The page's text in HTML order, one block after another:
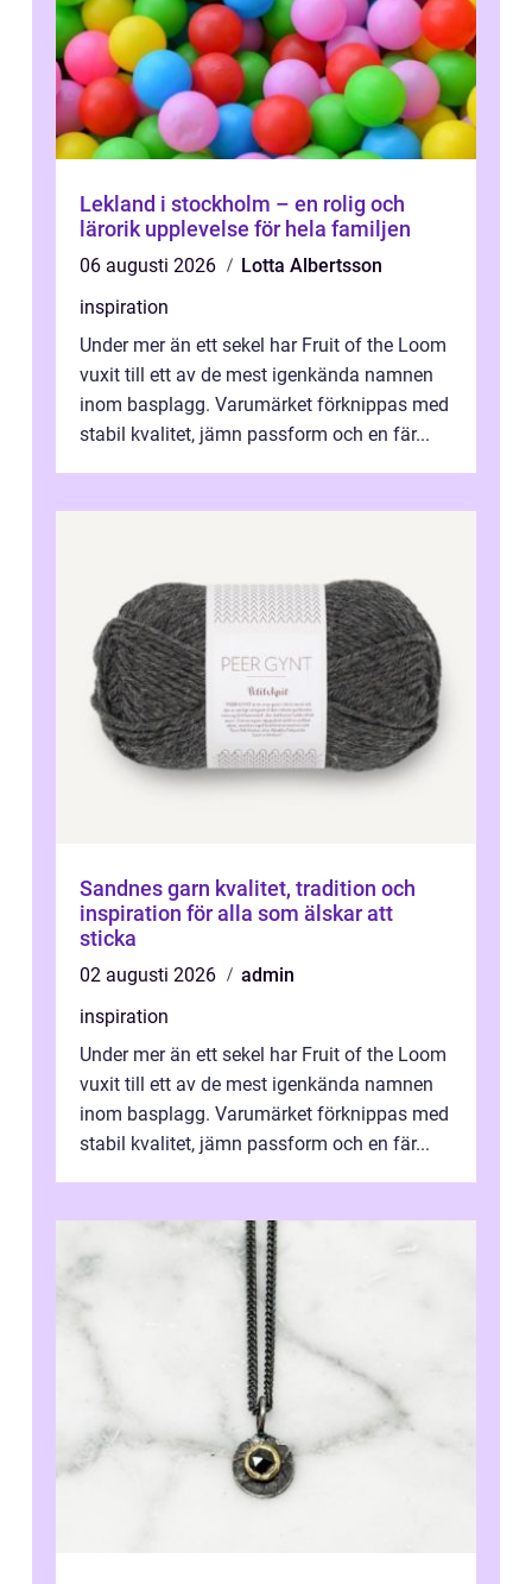
Lekland i stockholm – en rolig och
lärorik upplevelse för hela familjen
06 augusti 2026
Lotta Albertsson
inspiration
Under mer än ett sekel har Fruit of the Loom
vuxit till ett av de mest igenkända namnen
inom basplagg. Varumärket förknippas med
stabil kvalitet, jämn passform och en fär...
Sandnes garn kvalitet, tradition och
inspiration för alla som älskar att
sticka
02 augusti 2026
admin
inspiration
Under mer än ett sekel har Fruit of the Loom
vuxit till ett av de mest igenkända namnen
inom basplagg. Varumärket förknippas med
stabil kvalitet, jämn passform och en fär...